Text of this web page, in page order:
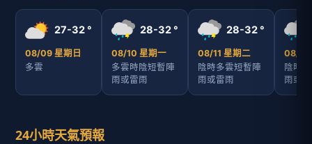
27-32 °
08/09 星期日
多雲
28-32 °
08/10 星期一
多雲時陰短暫陣
雨或雷雨
28-32 °
08/11 星期二
陰時多雲短暫陣
雨或雷雨
08/12
陰時
雨或
24小時天氣預報